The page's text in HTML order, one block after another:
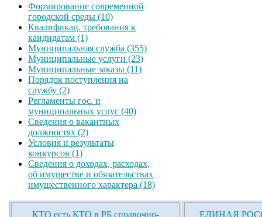
Формирование современной
городской среды (10)
Квалификац. требования к
кандидатам (1)
Муниципальная служба (355)
Муниципальные услуги (23)
Муниципальные заказы (11)
Порядок поступления на
службу (2)
Регламенты гос. и
муниципальных услуг (40)
Сведения о вакантных
должностях (2)
Условия и результаты
конкурсов (1)
Сведения о доходах, расходах,
об имуществе и обязательствах
имущественного характера (18)
КТО есть КТО в РБ справочно-
ЕДИНАЯ